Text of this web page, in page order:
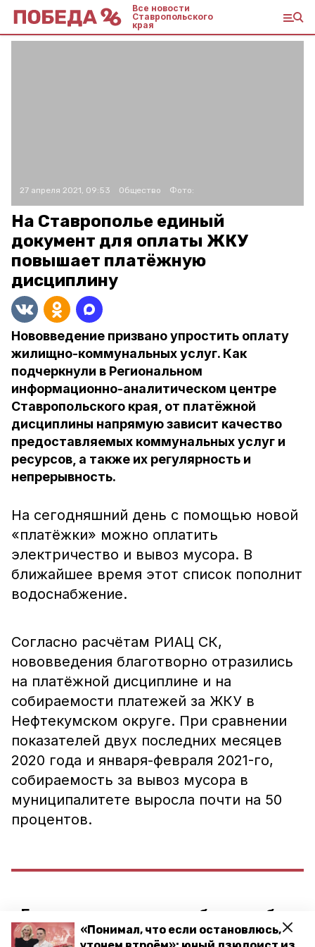
«Понимал, что если остановлюсь,
Все новости
Ставропольского
края
27 апреля 2021, 09:53 Общество Фото:
На Ставрополье единый
документ для оплаты ЖКУ
повышает платёжную
дисциплину
Нововведение призвано упростить оплату
жилищно-коммунальных услуг. Как
подчеркнули в Региональном
информационно-аналитическом центре
Ставропольского края, от платёжной
дисциплины напрямую зависит качество
предоставляемых коммунальных услуг и
ресурсов, а также их регулярность и
непрерывность.
На сегодняшний день с помощью новой
«платёжки» можно оплатить
электричество и вывоз мусора. В
ближайшее время этот список пополнит
водоснабжение.
Согласно расчётам РИАЦ СК,
нововведения благотворно отразились
на платёжной дисциплине и на
собираемости платежей за ЖКУ в
Нефтекумском округе. При сравнении
показателей двух последних месяцев
2020 года и января-февраля 2021-го,
собираемость за вывоз мусора в
муниципалитете выросла почти на 50
процентов.
«Если раньше можно было забыть
оплатить какую-то услугу, то сейчас,